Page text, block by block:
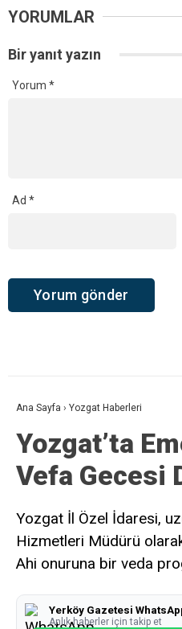
YORUMLAR
Bir yanıt yazın
Yorum *
Ad *
Ana Sayfa › Yozgat Haberleri
Yozgat’ta
Vefa Gecesi
Yozgat İl Özel İdaresi,
Hizmetleri Müdürü
Ahi onuruna bir veda
Yerköy Gazetesi
Anlık haberler için takip et